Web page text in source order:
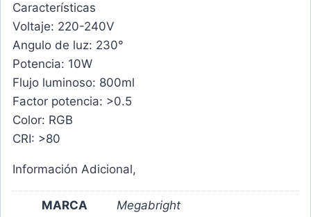
Características
Voltaje: 220-240V
Angulo de luz: 230°
Potencia: 10W
Flujo luminoso: 800ml
Factor potencia: >0.5
Color: RGB
CRI: >80
Información Adicional,
MARCA Megabright